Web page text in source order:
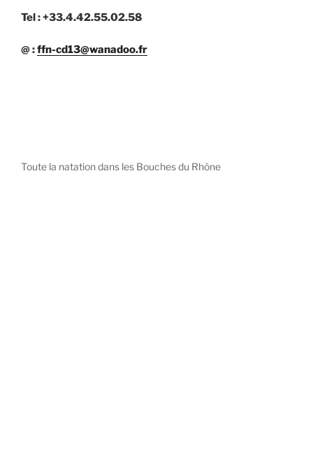
Tel : +33.4.42.55.02.58
@ :ffn-cd13@wanadoo.fr
Toute la natation dans les Bouches du Rhône